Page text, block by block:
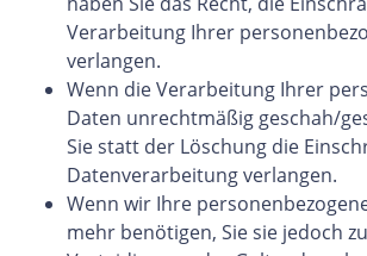
Verarbeitung Ihrer
verlangen.
Wenn die Verarbeitung Ihrer
Daten unrechtmäßig geschah/
Sie statt der Löschung die
Datenverarbeitung verlangen.
Wenn wir Ihre
mehr benötigen, Sie sie jedoch